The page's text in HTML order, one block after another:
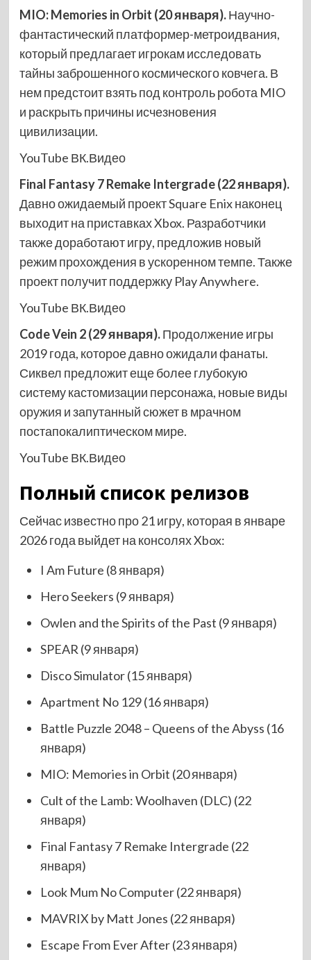
MIO: Memories in Orbit (20 января).Научно-
фантастический платформер-метроидвания,
который предлагает игрокам исследовать
тайны заброшенного космического ковчега. В
нем предстоит взять под контроль робота MIO
и раскрыть причины исчезновения
цивилизации.
YouTube ВК.Видео
Final Fantasy 7 Remake Intergrade (22 января).
Давно ожидаемый проект Square Enix наконец
выходит на приставках Xbox. Разработчики
также доработают игру, предложив новый
режим прохождения в ускоренном темпе. Также
проект получит поддержку Play Anywhere.
YouTube ВК.Видео
Code Vein 2 (29 января).Продолжение игры
2019 года, которое давно ожидали фанаты.
Сиквел предложит еще более глубокую
систему кастомизации персонажа, новые виды
оружия и запутанный сюжет в мрачном
постапокалиптическом мире.
YouTube ВК.Видео
Полный список релизов
Сейчас известно про 21 игру, которая в январе
2026 года выйдет на консолях Xbox:
I Am Future (8 января)
Hero Seekers (9 января)
Owlen and the Spirits of the Past (9 января)
SPEAR (9 января)
Disco Simulator (15 января)
Apartment No 129 (16 января)
Battle Puzzle 2048 – Queens of the Abyss (16
января)
MIO: Memories in Orbit (20 января)
Cult of the Lamb: Woolhaven (DLC) (22
января)
Final Fantasy 7 Remake Intergrade (22
января)
Look Mum No Computer (22 января)
MAVRIX by Matt Jones (22 января)
Escape From Ever After (23 января)